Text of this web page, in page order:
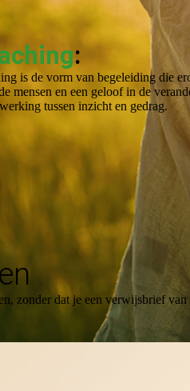
:
is de vorm van begeleiding die
mensen en een geloof in de
tussen inzicht en gedrag.
zonder dat je een verwijsbrief van